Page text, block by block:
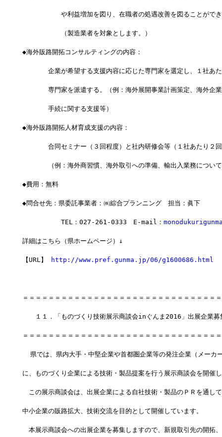
や利益増加を図り、在職者の処遇改善を図ることができ
（製造業者を対象とします。）
◆海外販路開拓コンサルティングの内容：
企業が希望する支援内容に応じた専門家を選定し、１社あた
専門家を派遣する。（例：海外展開事業計画策定、海外企業
手続に関する支援等）
◆海外販路開拓人材育成支援の内容：
合同セミナー（３回程度）と社内研修会等（１社あたり２回
（例：海外商習慣、海外取引への準備、輸出入業務について
◆費用：無料
◆問合せ先：県委託事業者：㈱綜合プランニング　担当：眞下
TEL：027-261-0333　E-mail：
詳細はこちら（県ホームページ）↓
【URL】 http://www.pref.gunma.jp/06/g1600686.html
＝＝＝＝＝＝＝＝＝＝＝＝＝＝＝＝＝＝＝＝＝＝＝＝＝＝＝＝＝＝
１１．「ものづくり技術展示商談会inぐんま2016」出展企業募
＝＝＝＝＝＝＝＝＝＝＝＝＝＝＝＝＝＝＝＝＝＝＝＝＝＝＝＝＝＝
県では、県内大手・中堅企業や首都圏企業等の発注企業（メーカ
に、ものづくり企業による技術・製品提案を行う展示商談会を開催
この展示商談会は、出展企業による自社技術・製品のＰＲを通し
中小企業の販路拡大、技術交流を目的として開催しています。
本展示商談会への出展企業を募集しますので、新規取引先の開拓